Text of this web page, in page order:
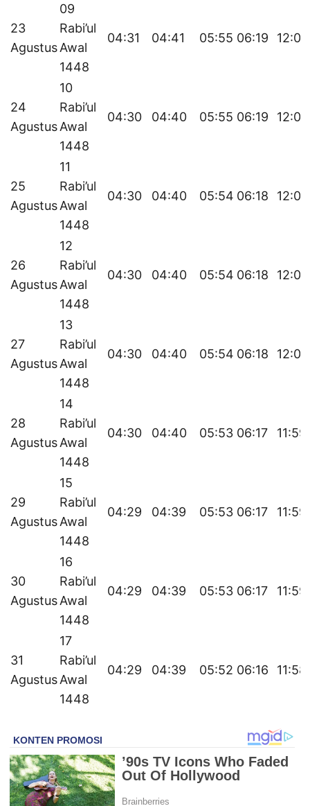
23
Agustus
09
Rabi’ul
Awal
1448
04:31 04:41 05:55 06:19 12:01
24
Agustus
10
Rabi’ul
Awal
1448
04:30 04:40 05:55 06:19 12:00
25
Agustus
11
Rabi’ul
Awal
1448
04:30 04:40 05:54 06:18 12:00
26
Agustus
12
Rabi’ul
Awal
1448
04:30 04:40 05:54 06:18 12:00
27
Agustus
13
Rabi’ul
Awal
1448
04:30 04:40 05:54 06:18 12:00
28
Agustus
14
Rabi’ul
Awal
1448
04:30 04:40 05:53 06:17 11:59
29
Agustus
15
Rabi’ul
Awal
1448
04:29 04:39 05:53 06:17 11:59
30
Agustus
16
Rabi’ul
Awal
1448
04:29 04:39 05:53 06:17 11:59
31
Agustus
17
Rabi’ul
Awal
1448
04:29 04:39 05:52 06:16 11:58